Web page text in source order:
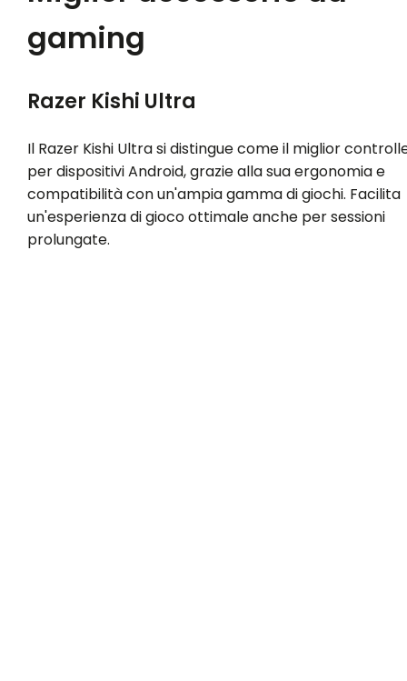
gaming
Razer Kishi Ultra
Il Razer Kishi Ultra si distingue come il miglior
per dispositivi Android, grazie alla sua ergonomia e
compatibilità con un'ampia gamma di giochi. Facilita
un'esperienza di gioco ottimale anche per sessioni
prolungate.